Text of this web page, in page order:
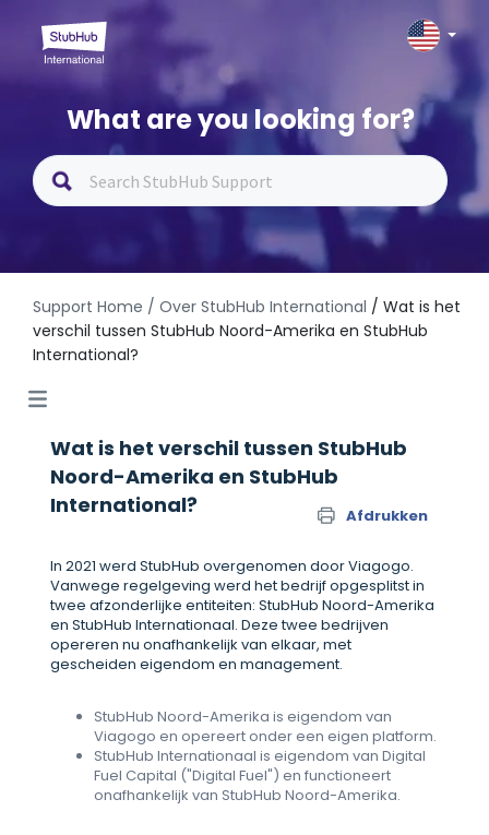
What are you looking for?
Support Home / Over StubHub International / Wat is het
verschil tussen StubHub Noord-Amerika en StubHub
International?
Wat is het verschil tussen StubHub
Noord-Amerika en StubHub
International?
Afdrukken
In 2021 werd StubHub overgenomen door Viagogo.
Vanwege regelgeving werd het bedrijf opgesplitst in
twee afzonderlijke entiteiten: StubHub Noord-Amerika
en StubHub Internationaal. Deze twee bedrijven
opereren nu onafhankelijk van elkaar, met
gescheiden eigendom en management.
StubHub Noord-Amerika is eigendom van
Viagogo en opereert onder een eigen platform.
StubHub Internationaal is eigendom van Digital
Fuel Capital ("Digital Fuel") en functioneert
onafhankelijk van StubHub Noord-Amerika.